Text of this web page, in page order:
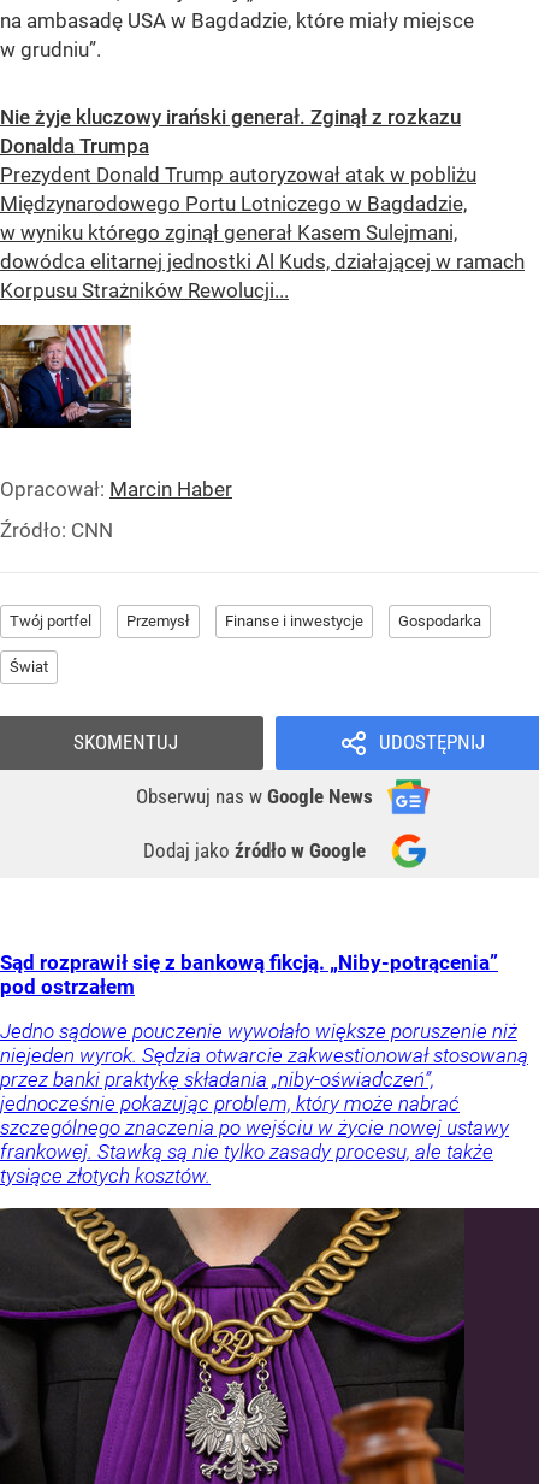
na ambasadę USA w Bagdadzie, które miały miejsce
w grudniu”.
Nie żyje kluczowy irański generał. Zginął z rozkazu
Donalda Trumpa
Prezydent Donald Trump autoryzował atak w pobliżu
Międzynarodowego Portu Lotniczego w Bagdadzie,
w wyniku którego zginął generał Kasem Sulejmani,
dowódca elitarnej jednostki Al Kuds, działającej w ramach
Korpusu Strażników Rewolucji...
Opracował: Marcin Haber
Źródło: CNN
Twój portfel Przemysł Finanse i inwestycje Gospodarka
Świat
UDOSTĘPNIJ
Obserwuj nas w Google News
Dodaj jako źródło w Google
SKOMENTUJ
Sąd rozprawił się z bankową fikcją. „Niby-potrącenia”
pod ostrzałem
Jedno sądowe pouczenie wywołało większe poruszenie niż
niejeden wyrok. Sędzia otwarcie zakwestionował stosowaną
przez banki praktykę składania „niby-oświadczeń”,
jednocześnie pokazując problem, który może nabrać
szczególnego znaczenia po wejściu w życie nowej ustawy
frankowej. Stawką są nie tylko zasady procesu, ale także
tysiące złotych kosztów.